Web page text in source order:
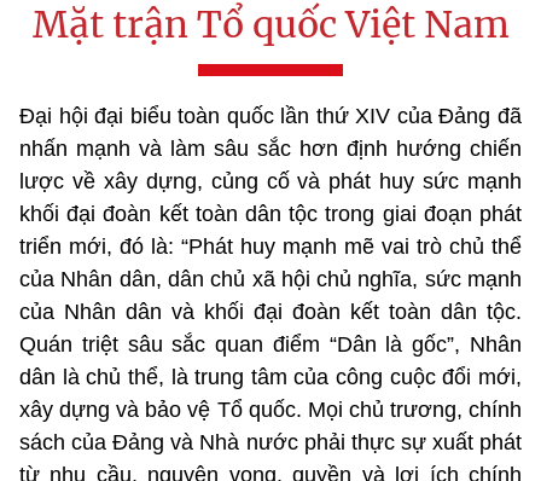
Mặt trận Tổ quốc Việt Nam
Đại hội đại biểu toàn quốc lần thứ XIV của Đảng đã
nhấn mạnh và làm sâu sắc hơn định hướng chiến
lược về xây dựng, củng cố và phát huy sức mạnh
khối đại đoàn kết toàn dân tộc trong giai đoạn phát
triển mới, đó là: “Phát huy mạnh mẽ vai trò chủ thể
của Nhân dân, dân chủ xã hội chủ nghĩa, sức mạnh
của Nhân dân và khối đại đoàn kết toàn dân tộc.
Quán triệt sâu sắc quan điểm “Dân là gốc”, Nhân
dân là chủ thể, là trung tâm của công cuộc đổi mới,
xây dựng và bảo vệ Tổ quốc. Mọi chủ trương, chính
sách của Đảng và Nhà nước phải thực sự xuất phát
từ nhu cầu, nguyện vọng, quyền và lợi ích chính